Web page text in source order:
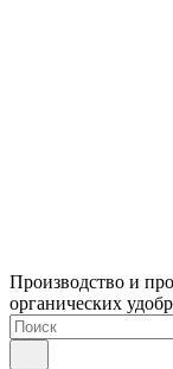
Производство и
органических